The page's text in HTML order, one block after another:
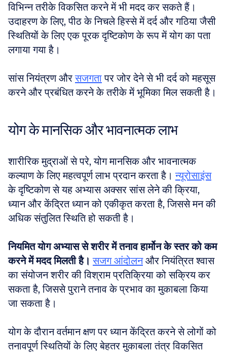
विभिन्न तरीके विकसित करने में भी मदद कर सकते हैं।
उदाहरण के लिए, पीठ के निचले हिस्से में दर्द और गठिया जैसी
स्थितियों के लिए एक पूरक दृष्टिकोण के रूप में योग का पता
लगाया गया है।
सांस नियंत्रण और सजगता पर जोर देने से भी दर्द को महसूस
करने और प्रबंधित करने के तरीके में भूमिका मिल सकती है।
योग के मानसिक और भावनात्मक लाभ
शारीरिक मुद्राओं से परे, योग मानसिक और भावनात्मक
कल्याण के लिए महत्वपूर्ण लाभ प्रदान करता है। न्यूरोसाइंस
के दृष्टिकोण से यह अभ्यास अक्सर सांस लेने की क्रिया,
ध्यान और केंद्रित ध्यान को एकीकृत करता है, जिससे मन की
अधिक संतुलित स्थिति हो सकती है।
नियमित योग अभ्यास से शरीर में तनाव हार्मोन के स्तर को कम
करने में मदद मिलती है। सजग आंदोलन और नियंत्रित श्वास
का संयोजन शरीर की विश्राम प्रतिक्रिया को सक्रिय कर
सकता है, जिससे पुराने तनाव के प्रभाव का मुकाबला किया
जा सकता है।
योग के दौरान वर्तमान क्षण पर ध्यान केंद्रित करने से लोगों को
तनावपूर्ण स्थितियों के लिए बेहतर मुकाबला तंत्र विकसित